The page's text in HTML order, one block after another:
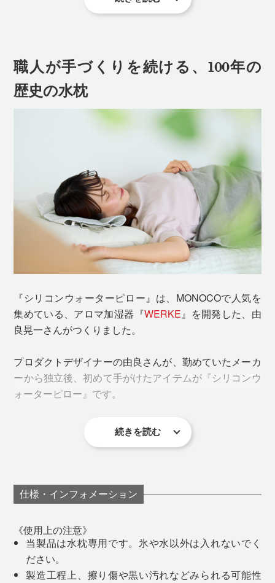
近年、冬はインフルエンザやコロナといった、感染症の
氷水の冷たさが、ダイレクトに長続きする「水枕」は、
じわじわブームになっています。
ルや別売カバー をお使いください
『シリコンウォーターピロー』も売り切れ続きで、
MONOCOでは、半年以上前からお願いして、やっと在
庫を確保できたほどです。この機会、お見逃しなく。
使い方は、氷と水を入れる、昔ながらの「水枕」といっ
しょ。
職人が手づくりを続ける、100年の
歴史の水枕
『シリコンウォーターピロー』は、MONOCOで人気を
集めている、アロマ加湿器『WERKE』を開発した、由
良晃一さんがつくりました。
プロダクトデザイナーの由良さんが、勤めていたメーカ
ーから独立後、初めて手がけたアイテムが『シリコンウ
ォーターピロー』です。
続きを読む
仕様・インフォメーション
《使用上の注意》
当製品は水枕専用です。氷や水以外は入れないでく
ださい。
製造工程上、擦り傷や黒い汚れなどみられる可能性